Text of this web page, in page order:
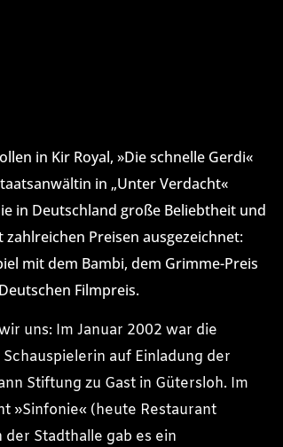
in Kir Royal, »Die schnelle Gerdi«
in „Unter Verdacht«
in Deutschland große Beliebtheit und
Preisen ausgezeichnet:
mit dem Bambi, dem Grimme-Preis
Filmpreis.
uns: Im Januar 2002 war die
auf Einladung der
Stiftung zu Gast in Gütersloh. Im
»Sinfonie« (heute Restaurant
der Stadthalle gab es ein